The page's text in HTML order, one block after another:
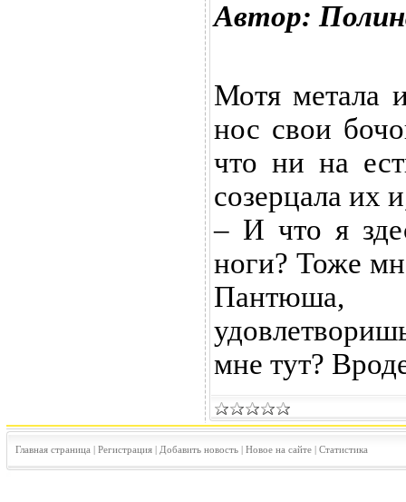
Автор:
Мотя метала
нос свои
что ни на
созерцала их
– И что я
ноги? Тоже
Пантюша,
мне тут?
Главная страница | Регистрация| Добавить новость| Новое на сайте| Статистика